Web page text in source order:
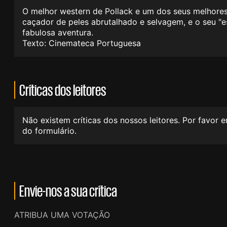
O melhor western de Pollack e um dos seus
caçador de peles abrutalhado e selvagem, e o seu
fabulosa aventura.
Texto: Cinemateca Portuguesa
Críticas dos leitores
Não existem críticas dos nossos leitores. Por favor
do formulário.
Envie-nos a sua crítica
ATRIBUA UMA VOTAÇÃO